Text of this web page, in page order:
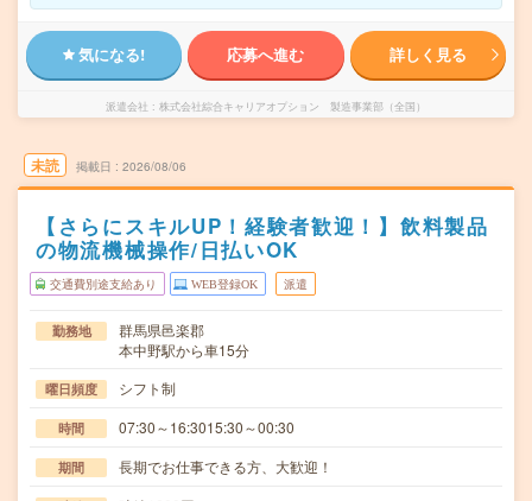
気になる! 応募へ進む 詳しく見る
派遣会社 株式会社綜合キャリアオプション 製造事業部（全国）
未読 掲載日 2026/08/06
【さらにスキルUP！経験者歓迎！】飲料製品
の物流機械操作/日払いOK
交通費別途支給あり WEB登録OK 派遣
勤務地
群馬県邑楽郡
本中野駅から車15分
曜日頻度 シフト制
時間 07:30～16:3015:30～00:30
期間 長期でお仕事できる方、大歓迎！